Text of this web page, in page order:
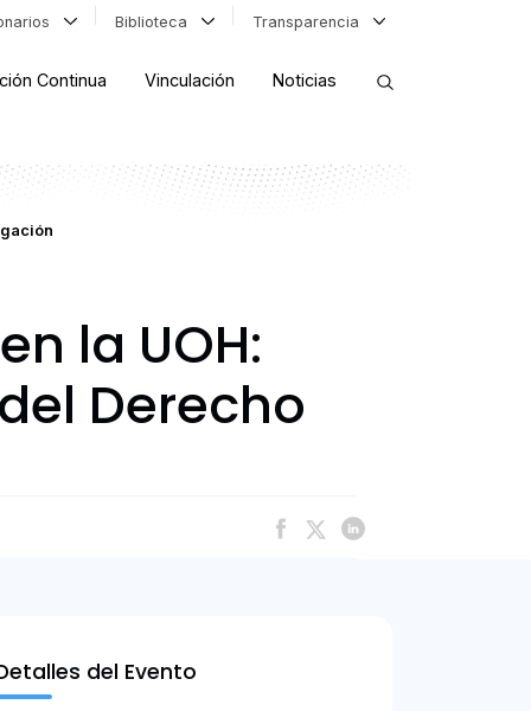
Biblioteca Transparencia
Continua Vinculación Noticias
la UOH:
Derecho
del Evento